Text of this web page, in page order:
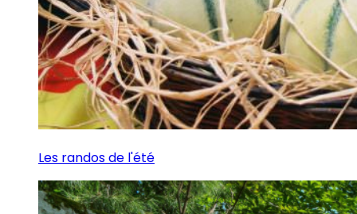
Les randos de l'été